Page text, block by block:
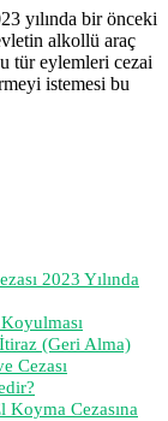
yılında bir önceki
alkollü araç
tür eylemleri cezai
istemesi bu
2023 Yılında
(Geri Alma)
Cezası
Cezasına